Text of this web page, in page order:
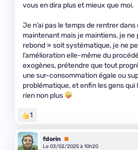
vous en dira plus et mieux que moi.
Je n’ai pas le temps de rentrer dans
maintenant mais je maintiens, je ne
rebond » soit systématique, je ne
l’amélioration elle-même du
exogènes, prétendre que tout
une sur-consommation égale ou
problématique, et enfin les gens qui
rien non plus
1
fdorin
Premium
Le 03/02/2025 à 10h20